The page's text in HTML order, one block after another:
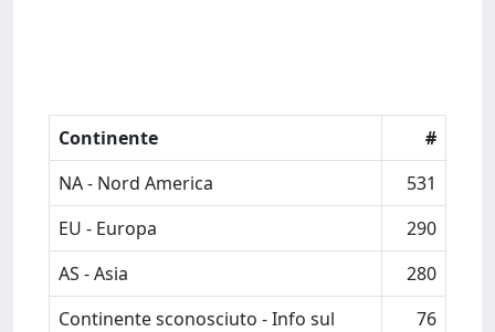
Continente
#
NA - Nord America
531
EU - Europa
290
AS - Asia
280
Continente sconosciuto - Info sul
76